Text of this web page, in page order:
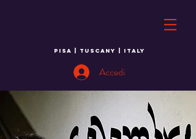
PISA | TUSCANY | ITALY
Accedi